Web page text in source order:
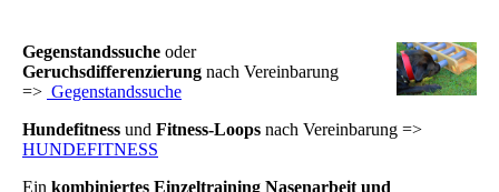
Gegenstandssuche oder
Geruchsdifferenzierung nach Vereinbarung
=> Gegenstandssuche
Hundefitness und Fitness-Loops nach Vereinbarung =>
HUNDEFITNESS
Ein kombiniertes Einzeltraining Nasenarbeit und